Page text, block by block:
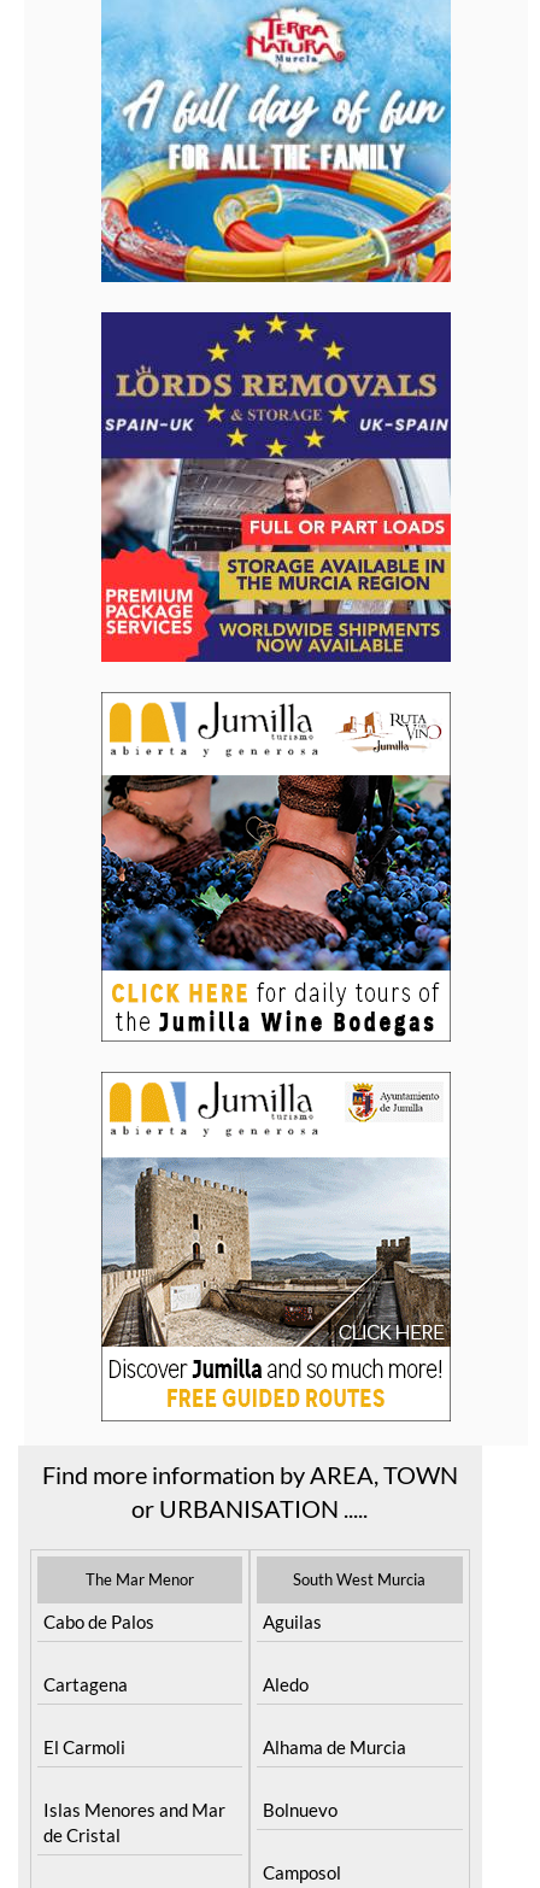
Find more information by AREA, TOWN
or URBANISATION .....
The Mar Menor
Cabo de Palos
Cartagena
El Carmoli
Islas Menores and Mar
de Cristal
South West Murcia
Aguilas
Aledo
Alhama de Murcia
Bolnuevo
Camposol